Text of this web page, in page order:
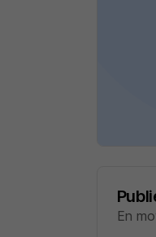
En